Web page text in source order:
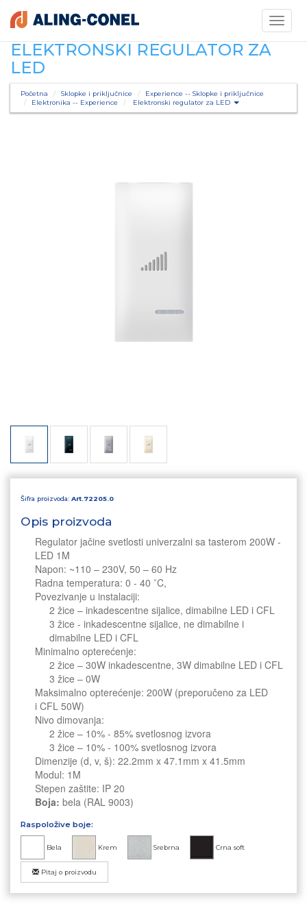
Toggle
ELEKTRONSKI REGULATOR ZA
LED
Početna Sklopke i priključnice
Experience -- Sklopke i priključnice
Elektronika -- Experience
Elektronski regulator za LED
Šifra proizvoda: Art.72205.0
Opis proizvoda
Regulator jačine svetlosti univerzalni sa tasterom 200W -
LED 1M
Napon: ~110 – 230V, 50 – 60 Hz
Radna temperatura: 0 - 40 ˚C,
Povezivanje u instalaciji:
2 žice – inkadescentne sijalice, dimabilne LED i CFL
3 žice - inkadescentne sijalice, ne dimabilne i
dimabilne LED i CFL
Minimalno opterećenje:
2 žice – 30W inkadescentne, 3W dimabilne LED i CFL
3 žice – 0W
Maksimalno opterećenje: 200W (preporučeno za LED
i CFL 50W)
Nivo dimovanja:
2 žice – 10% - 85% svetlosnog izvora
3 žice – 10% - 100% svetlosnog izvora
Dimenzije (d, v, š): 22.2mm x 47.1mm x 41.5mm
Modul: 1M
Stepen zaštite: IP 20
Boja: bela (RAL 9003)
Raspoložive boje:
Bela Krem Srebrna Crna soft
Pitaj o proizvodu